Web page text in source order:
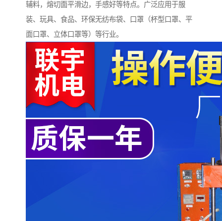
辅料，熔切面平滑边，手感好等特点。广泛应用于服
装、玩具、食品、环保无纺布袋、口罩（杯型口罩、平
面口罩、立体口罩等）等行业。